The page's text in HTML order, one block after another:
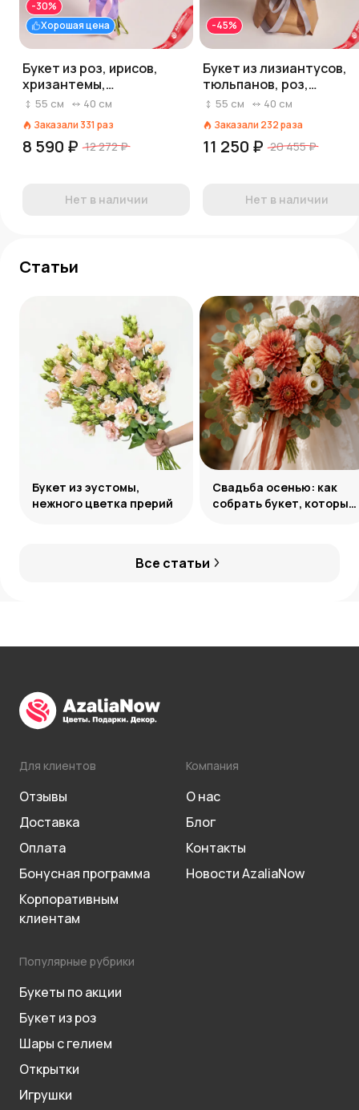
Хорошая цена
-30%
Букет из роз, ирисов,
хризантемы,
лизиантусов в сиреневой
55 см 40 см
Заказали 331 раз
8 590 ₽ 12 272 ₽
Нет в наличии
-45%
Букет из лизиантусов,
тюльпанов, роз,
гортензий «Мадам»
55 см 40 см
Заказали 232раза
11 250 ₽ 20 455 ₽
Нет в наличии
Статьи
Все статьи
Букет из эустомы,
нежного цветка прерий
Свадьба осенью: как
собрать букет, который
Для клиентов
Отзывы
Доставка
Оплата
Бонусная программа
Корпоративным
клиентам
Компания
О нас
Блог
Контакты
Новости AzaliaNow
Популярные рубрики
Букеты по акции
Букет из роз
Шары с гелием
Открытки
Игрушки